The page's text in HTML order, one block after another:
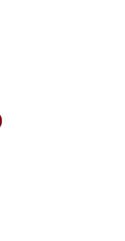
über TuS Schillingen gewinnt zum